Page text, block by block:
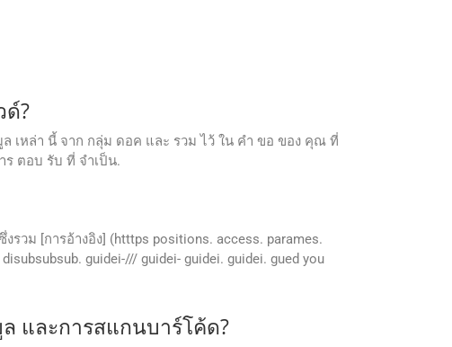
ด์?
เหล่า นี้ จาก กลุ่ม ดอค และ รวม ไว้ ใน คํา ขอ ของ คุณ ที่
ร ตอบ รับ ที่ จําเป็น.
วม [การอ้างอิง] (htttps positions. access. parames.
guidei-/// guidei- guidei. guidei. gued you
และการสแกนบาร์โค้ด?